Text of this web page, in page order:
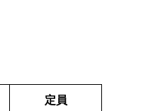
定員